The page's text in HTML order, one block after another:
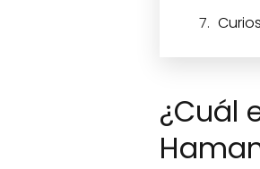
¿Cuál